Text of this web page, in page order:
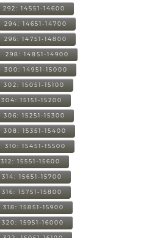
292: 14551-14600
294: 14651-14700
296: 14751-14800
298: 14851-14900
300: 14951-15000
302: 15051-15100
304: 15151-15200
306: 15251-15300
308: 15351-15400
310: 15451-15500
312: 15551-15600
314: 15651-15700
316: 15751-15800
318: 15851-15900
320: 15951-16000